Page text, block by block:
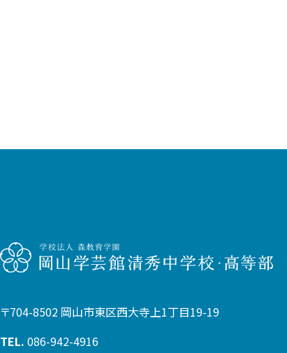
〒704-8502 岡山市東区西大寺上1丁目19-19
TEL. 086-942-4916